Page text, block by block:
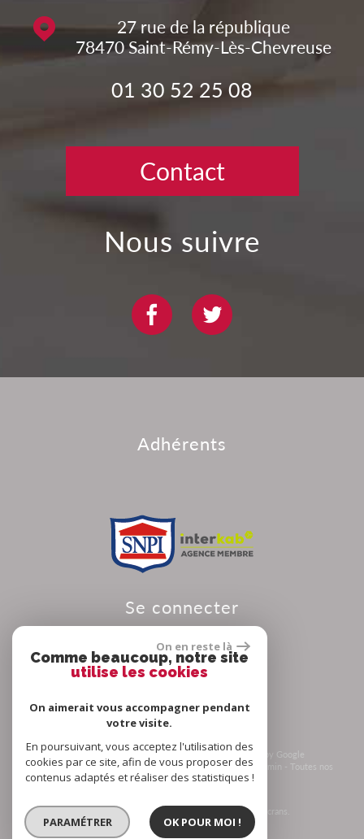
27 rue de la république
78470 Saint-Rémy-Lès-Chevreuse
01 30 52 25 08
Contact
nous suivre
adhérents
se connecter
© 2026 | Tous droits réservés | Traduction powered by Google
Plan du site- Mentions légales- Nos honoraires-Liens- Admin - Toutes nos
annonces-Politique RGPD
un seul site adaptable à tous les types d'écrans.
On en reste là
Comme beaucoup, notre site
utilise les cookies
On aimerait vous accompagner pendant
votre visite.
En poursuivant, vous acceptez l'utilisation des
cookies par ce site, afin de vous proposer des
contenus adaptés et réaliser des statistiques !
PARAMÉTRER OK POUR MOI !